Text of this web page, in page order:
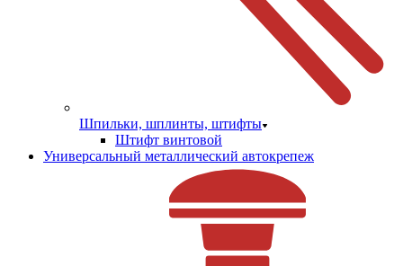
Шпильки, шплинты, штифты
Штифт винтовой
Универсальный металлический автокрепеж